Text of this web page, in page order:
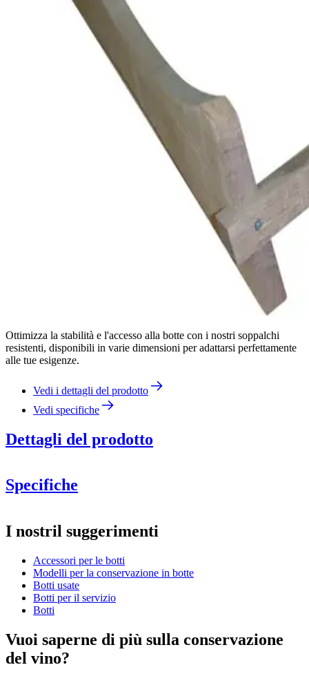
Ottimizza la stabilità e l'accesso alla botte con i nostri soppalchi
resistenti, disponibili in varie dimensioni per adattarsi perfettamente
alle tue esigenze.
Vedi i dettagli del prodotto
Vedi specifiche
Dettagli del prodotto
Specifiche
Numero di prodottoWOB-TS225
product extension
Status When Soldout
I nostril suggerimenti
Accessori per le botti
Modelli per la conservazione in botte
Botti usate
Botti per il servizio
Botti
Vuoi saperne di più sulla conservazione
del vino?